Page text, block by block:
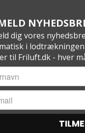
dig vores
i
til Friluft.dk - hver